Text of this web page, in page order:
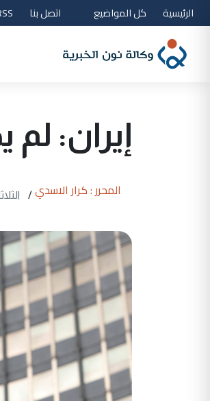
الرئيسية كل المواضيع اتصل بنا
إيران:
المحرر : كرار الاسدي / الثلاثاء 21